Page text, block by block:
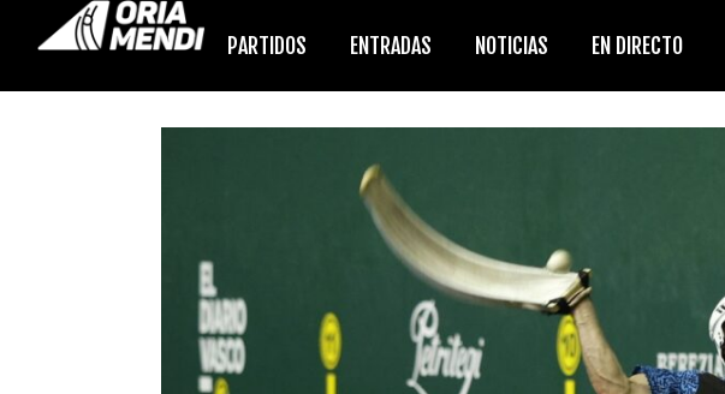
PARTIDOS ENTRADAS NOTICIAS EN DIRECTO